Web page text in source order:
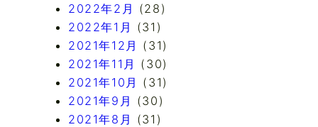
2022年2月 (28)
2022年1月 (31)
2021年12月 (31)
2021年11月 (30)
2021年10月 (31)
2021年9月 (30)
2021年8月 (31)